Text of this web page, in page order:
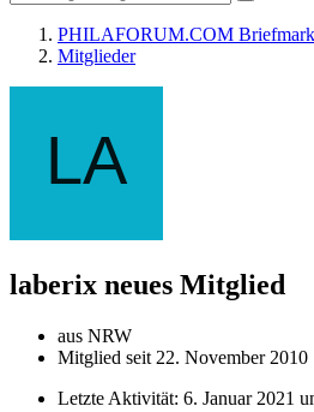
PHILAFORUM.COM
Mitglieder
laberix neues Mitglied
aus NRW
Mitglied seit 22. November 2010
Letzte Aktivität: 6. Januar 2021